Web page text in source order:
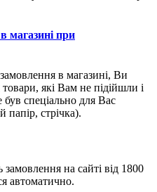
магазині при
в магазині, Ви
які Вам не підійшли і
спеціально для Вас
папір, стрічка).
замовлення на сайті від 1800
автоматично.